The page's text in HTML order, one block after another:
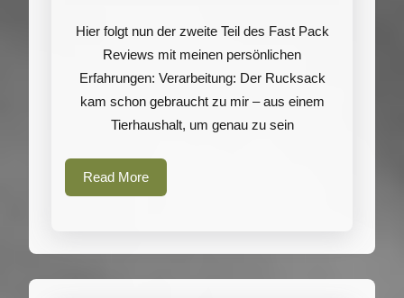
EDC
Teil
Hier folgt nun der zweite Teil des Fast Pack
Reviews mit meinen persönlichen
Erfahrungen: Verarbeitung: Der Rucksack
kam schon gebraucht zu mir – aus einem
Tierhaushalt, um genau zu sein
Read MoreRead
More